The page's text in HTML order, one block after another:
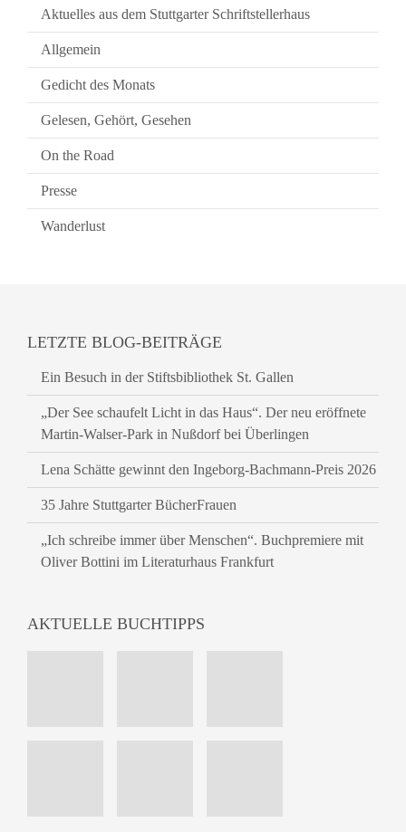
Aktuelles aus dem Stuttgarter Schriftstellerhaus
Allgemein
Gedicht des Monats
Gelesen, Gehört, Gesehen
On the Road
Presse
Wanderlust
LETZTE BLOG-BEITRÄGE
Ein Besuch in der Stiftsbibliothek St. Gallen
„Der See schaufelt Licht in das Haus“. Der neu eröffnete
Martin-Walser-Park in Nußdorf bei Überlingen
Lena Schätte gewinnt den Ingeborg-Bachmann-Preis 2026
35 Jahre Stuttgarter BücherFrauen
„Ich schreibe immer über Menschen“. Buchpremiere mit
Oliver Bottini im Literaturhaus Frankfurt
AKTUELLE BUCHTIPPS